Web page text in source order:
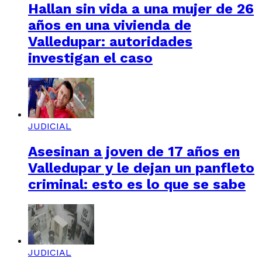
Hallan sin vida a una mujer de 26
años en una vivienda de
Valledupar: autoridades
investigan el caso
JUDICIAL
Asesinan a joven de 17 años en
Valledupar y le dejan un panfleto
criminal: esto es lo que se sabe
JUDICIAL